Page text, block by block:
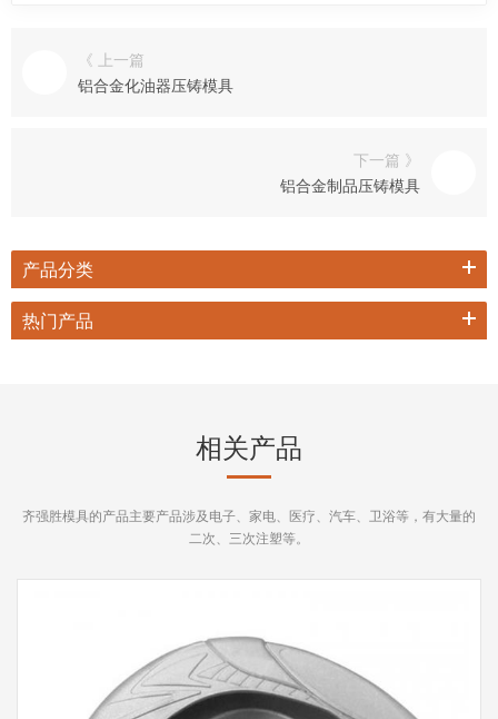
《 上一篇
铝合金化油器压铸模具
下一篇 》
铝合金制品压铸模具
产品分类
热门产品
相关产品
齐强胜模具的产品主要产品涉及电子、家电、医疗、汽车、卫浴等，有大量的
二次、三次注塑等。